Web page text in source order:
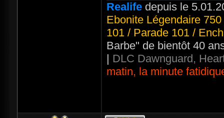
Realife depuis le
Ebonite Légendaire
101 / Parade 101 /
Barbe" de bientôt 40
| DLC Dawnguard,
matin, la minute